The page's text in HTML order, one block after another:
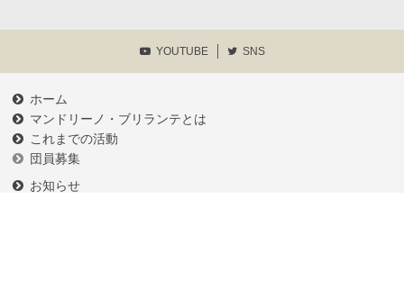
YOUTUBE SNS
ホーム
マンドリーノ・ブリランテとは
これまでの活動
団員募集
お知らせ